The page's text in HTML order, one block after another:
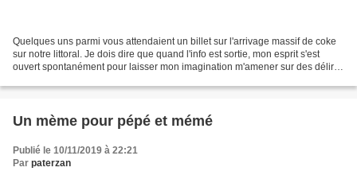
Quelques uns parmi vous attendaient un billet sur l'arrivage massif de coke
sur notre littoral. Je dois dire que quand l'info est sortie, mon esprit s'est
ouvert spontanément pour laisser mon imagination m'amener sur des délires
Un mème pour pépé et mémé
Publié le 10/11/2019 à 22:21
Par paterzan